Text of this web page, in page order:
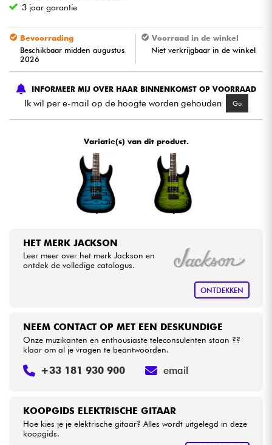
Viool & Quatuor
Kinderen
Kabels & toebehoren
HiFi
Bekijk onze merken
3 jaar garantie
Bevoorrading
Beschikbaar midden augustus
2026
Voorraad in de winkel
Niet verkrijgbaar in de winkel
INFORMEER MIJ OVER HAAR BINNENKOMST OP VOORRAAD
Ik wil per e-mail op de hoogte worden gehouden Go
Variatie(s) van dit product.
HET MERK JACKSON
Leer meer over het merk Jackson en
ontdek de volledige catalogus.
ONTDEKKEN
KOOPGIDS ELEKTRISCHE GITAAR
Hoe kies je je elektrische gitaar? Alles wordt uitgelegd in deze
koopgids.
NEEM CONTACT OP MET EEN DESKUNDIGE
Onze muzikanten en enthousiaste teleconsulenten staan ??
klaar om al je vragen te beantwoorden.
+33 181 930 900 email